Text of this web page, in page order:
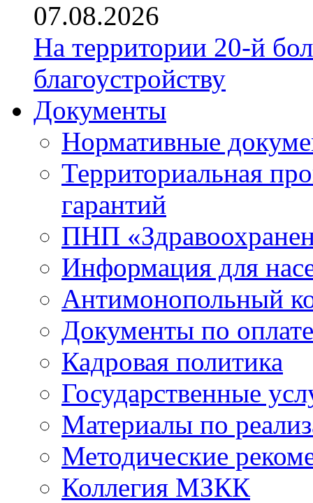
07.08.2026
На территории 20-й
благоустройству
Документы
Нормативные
Территориальная
гарантий
ПНП
Информация для
Антимонопольный
Документы по
Кадровая политика
Государственные
Материалы по
Методические
Коллегия МЗКК